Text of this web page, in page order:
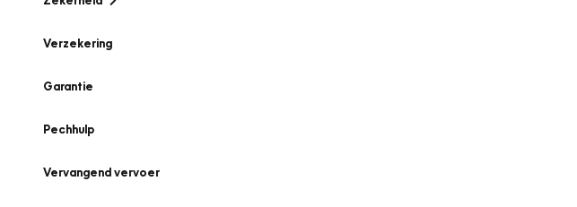
Verzekering
Garantie
Pechhulp
Vervangend vervoer